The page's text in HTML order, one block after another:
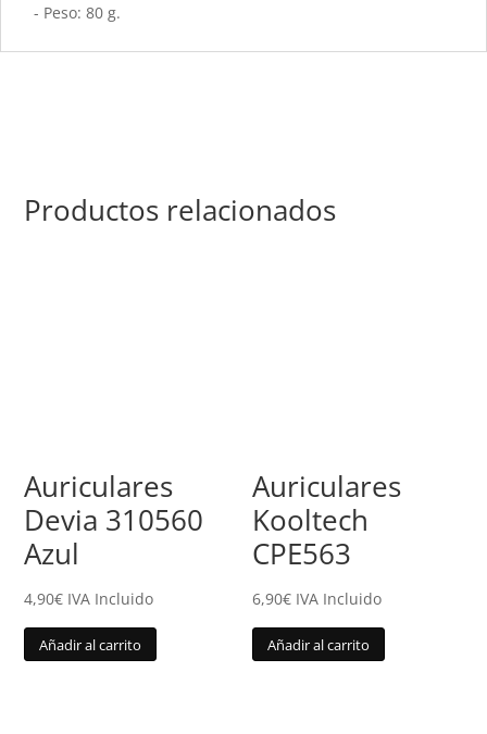
- Peso: 80 g.
Productos relacionados
Auriculares
Devia 310560
Azul
4,90€ IVA Incluido
Añadir al carrito
Auriculares
Kooltech
CPE563
6,90€ IVA Incluido
Añadir al carrito